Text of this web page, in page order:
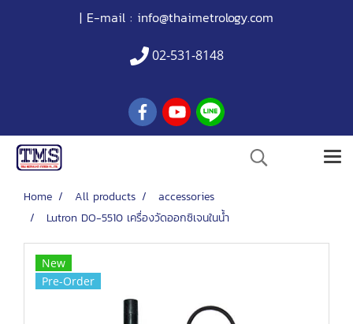
| E-mail : info@thaimetrology.com
02-531-8148
Home All products
accessories
Lutron DO-5510 เครื่องวัดออกซิเจนในน้ำ
New
Pre-Order